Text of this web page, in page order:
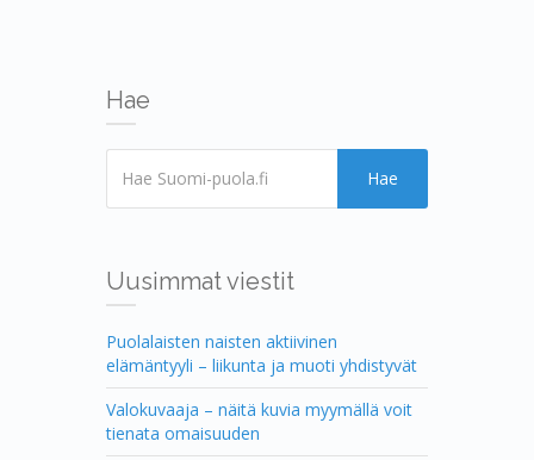
Hae
Hae
Uusimmat viestit
Puolalaisten naisten aktiivinen
elämäntyyli – liikunta ja muoti yhdistyvät
Valokuvaaja – näitä kuvia myymällä voit
tienata omaisuuden